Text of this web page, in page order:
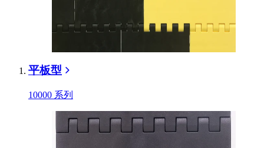
平板型
10000 系列